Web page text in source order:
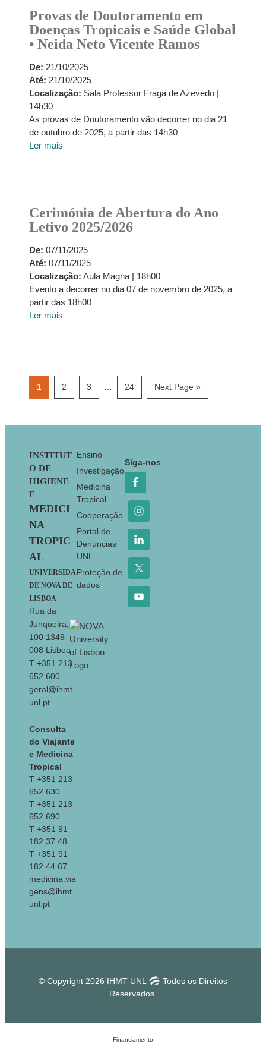
Provas de Doutoramento em
Doenças Tropicais e Saúde Global
• Neida Neto Vicente Ramos
De: 21/10/2025
Até: 21/10/2025
Localização: Sala Professor Fraga de Azevedo |
14h30
As provas de Doutoramento vão decorrer no dia 21
de outubro de 2025, a partir das 14h30
Ler mais
Cerimónia de Abertura do Ano
Letivo 2025/2026
De: 07/11/2025
Até: 07/11/2025
Localização: Aula Magna | 18h00
Evento a decorrer no dia 07 de novembro de 2025, a
partir das 18h00
Ler mais
Page
1 Page
2 Page
3 Page
24
Go
to
Next Page »
Footer
INSTITUT
O DE
HIGIENE
E
MEDICI
NA
TROPIC
AL
UNIVERSIDA
DE NOVA DE
LISBOA
Rua da
Junqueira,
100 1349-
008 Lisboa
T +351 213
652 600
geral@ihmt.
unl.pt
Consulta
do Viajante
e Medicina
Tropical
T +351 213
652 630
T +351 213
652 690
T +351 91
182 37 48
T +351 91
182 44 67
medicina.via
gens@ihmt.
unl.pt
Ensino
Investigação
Medicina
Tropical
Cooperação
Portal de
Denúncias
UNL
Proteção de
dados
Siga-nos
© Copyright 2026 IHMT-UNL
Todos os Direitos
Reservados.
Financiamento